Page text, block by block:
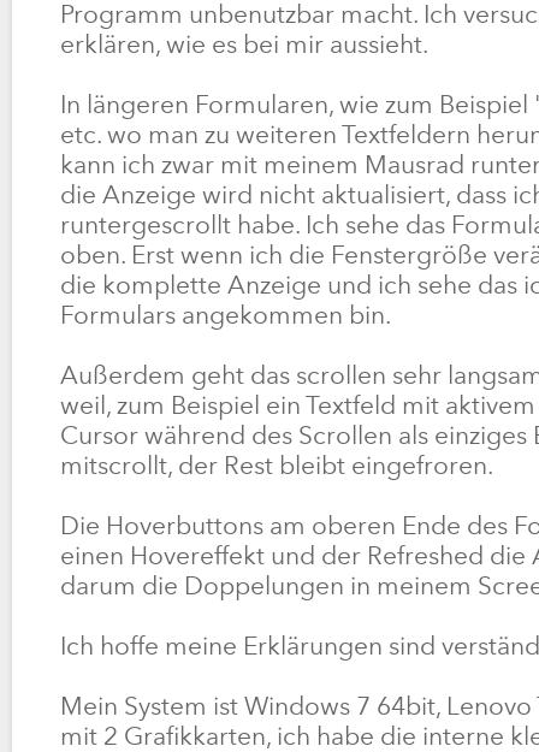
Programm unbenutzbar macht. Ich
erklären, wie es bei mir aussieht.
In längeren Formularen, wie zum
etc. wo man zu weiteren Textfeldern
kann ich zwar mit meinem Mausrad
die Anzeige wird nicht aktualisiert, dass
runtergescrollt habe. Ich sehe das
oben. Erst wenn ich die Fenstergröße
die komplette Anzeige und ich sehe das
Formulars angekommen bin.
Außerdem geht das scrollen sehr
weil, zum Beispiel ein Textfeld mit
Cursor während des Scrollen als einziges
mitscrollt, der Rest bleibt eingefroren.
Die Hoverbuttons am oberen Ende des
einen Hovereffekt und der Refreshed die
darum die Doppelungen in meinem
Ich hoffe meine Erklärungen sind
Mein System ist Windows 7 64bit, Lenovo
mit 2 Grafikkarten, ich habe die interne